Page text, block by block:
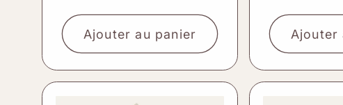
Ajouter au panier Ajouter